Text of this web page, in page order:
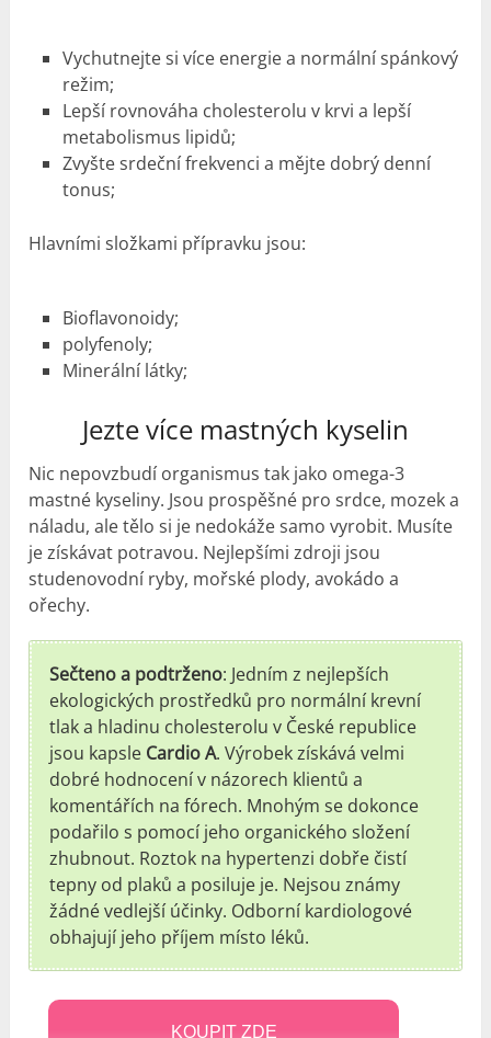
Vychutnejte si více energie a normální spánkový
režim;
Lepší rovnováha cholesterolu v krvi a lepší
metabolismus lipidů;
Zvyšte srdeční frekvenci a mějte dobrý denní
tonus;
Hlavními složkami přípravku jsou:
Bioflavonoidy;
polyfenoly;
Minerální látky;
Jezte více mastných kyselin
Nic nepovzbudí organismus tak jako omega-3
mastné kyseliny. Jsou prospěšné pro srdce, mozek a
náladu, ale tělo si je nedokáže samo vyrobit. Musíte
je získávat potravou. Nejlepšími zdroji jsou
studenovodní ryby, mořské plody, avokádo a
ořechy.
Sečteno a podtrženo: Jedním z nejlepších
ekologických prostředků pro normální krevní
tlak a hladinu cholesterolu v České republice
jsou kapsle Cardio A. Výrobek získává velmi
dobré hodnocení v názorech klientů a
komentářích na fórech. Mnohým se dokonce
podařilo s pomocí jeho organického složení
zhubnout. Roztok na hypertenzi dobře čistí
tepny od plaků a posiluje je. Nejsou známy
žádné vedlejší účinky. Odborní kardiologové
obhajují jeho příjem místo léků.
KOUPIT ZDE